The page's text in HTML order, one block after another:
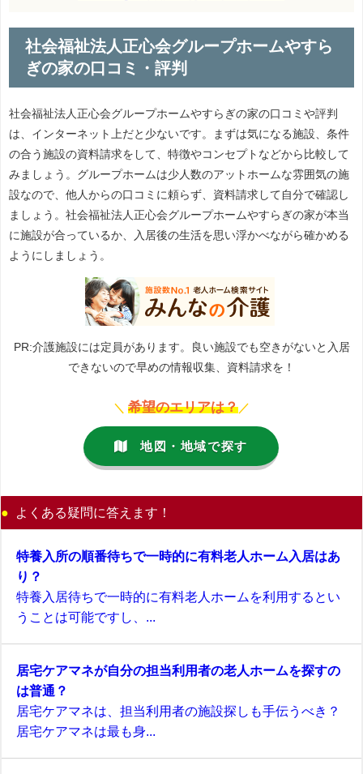
社会福祉法人正心会グループホームやすら
ぎの家の口コミ・評判
社会福祉法人正心会グループホームやすらぎの家の口コミや評判
は、インターネット上だと少ないです。まずは気になる施設、条件
の合う施設の資料請求をして、特徴やコンセプトなどから比較して
みましょう。グループホームは少人数のアットホームな雰囲気の施
設なので、他人からの口コミに頼らず、資料請求して自分で確認し
ましょう。社会福祉法人正心会グループホームやすらぎの家が本当
に施設が合っているか、入居後の生活を思い浮かべながら確かめる
ようにしましょう。
PR:介護施設には定員があります。良い施設でも空きがないと入居
できないので早めの情報収集、資料請求を！
＼ 希望のエリアは？ ／
地図・地域で探す
よくある疑問に答えます！
特養入所の順番待ちで一時的に有料老人ホーム入居はあ
り？
特養入居待ちで一時的に有料老人ホームを利用するとい
うことは可能ですし、...
居宅ケアマネが自分の担当利用者の老人ホームを探すの
は普通？
居宅ケアマネは、担当利用者の施設探しも手伝うべき？
居宅ケアマネは最も身...